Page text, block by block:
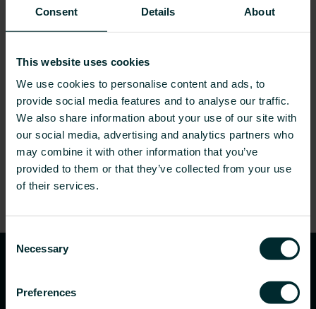
Consent Details About
This website uses cookies
We use cookies to personalise content and ads, to
provide social media features and to analyse our traffic.
We also share information about your use of our site with
our social media, advertising and analytics partners who
may combine it with other information that you’ve
provided to them or that they’ve collected from your use
of their services.
Consent
Selection
Necessary
Preferences